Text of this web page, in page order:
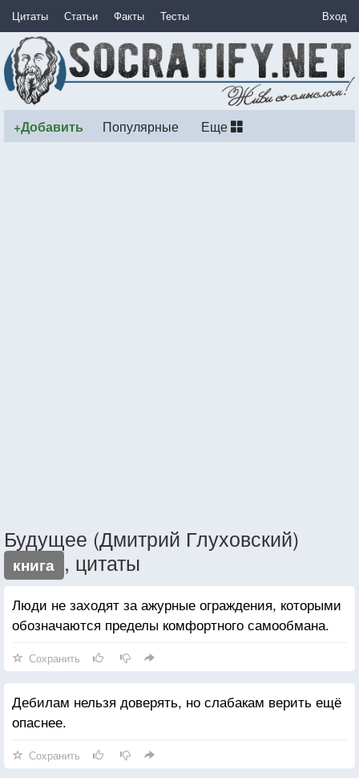
Цитаты Статьи Факты Тесты Вход
+Добавить Популярные Еще
Будущее (Дмитрий Глуховский)
книга , цитаты
Люди не заходят за ажурные ограждения, которыми
обозначаются пределы комфортного самообмана.
Сохранить
Дебилам нельзя доверять, но слабакам верить ещё
опаснее.
Сохранить